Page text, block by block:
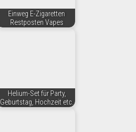
Einweg E-Zigaretten
Restposten Vapes
Helium-Set für Party,
Geburtstag, Hochzeit etc.